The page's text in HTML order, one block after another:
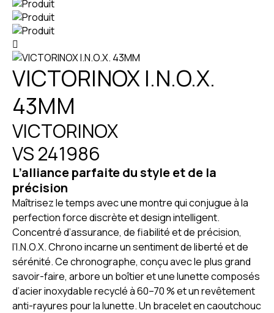
VICTORINOX I.N.O.X.
43MM
VICTORINOX
VS 241986
L’alliance parfaite du style et de la
précision
Maîtrisez le temps avec une montre qui conjugue à la
perfection force discrète et design intelligent.
Concentré d’assurance, de fiabilité et de précision,
l’I.N.O.X. Chrono incarne un sentiment de liberté et de
sérénité. Ce chronographe, conçu avec le plus grand
savoir-faire, arbore un boîtier et une lunette composés
d’acier inoxydable recyclé à 60–70 % et un revêtement
anti-rayures pour la lunette. Un bracelet en caoutchouc